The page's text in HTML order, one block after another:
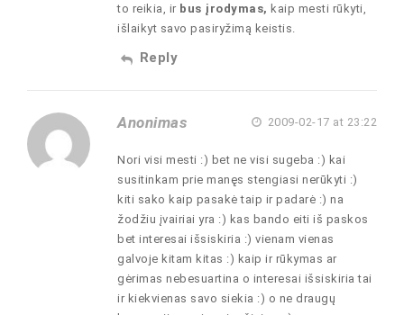
to reikia, ir bus įrodymas, kaip mesti rūkyti,
išlaikyt savo pasiryžimą keistis.
Reply
Anonimas 2009-02-17 at 23:22
Nori visi mesti :) bet ne visi sugeba :) kai
susitinkam prie manęs stengiasi nerūkyti :)
kiti sako kaip pasakė taip ir padarė :) na
žodžiu įvairiai yra :) kas bando eiti iš paskos
bet interesai išsiskiria :) vienam vienas
galvoje kitam kitas :) kaip ir rūkymas ar
gėrimas nebesuartina o interesai išsiskiria tai
ir kiekvienas savo siekia :) o ne draugų